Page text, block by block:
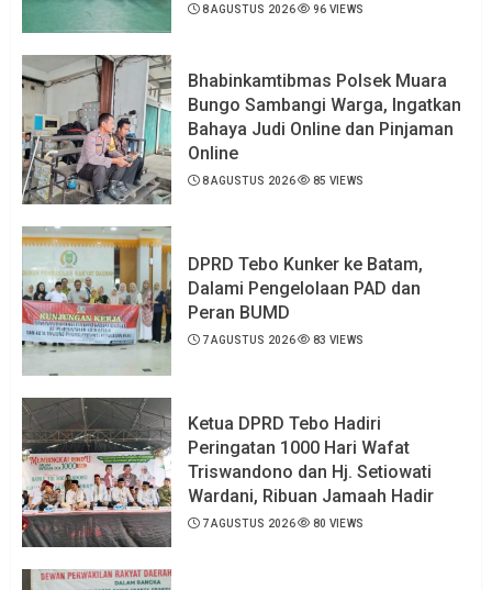
8 AGUSTUS 2026 96 VIEWS
Bhabinkamtibmas Polsek Muara
Bungo Sambangi Warga, Ingatkan
Bahaya Judi Online dan Pinjaman
Online
8 AGUSTUS 2026 85 VIEWS
DPRD Tebo Kunker ke Batam,
Dalami Pengelolaan PAD dan
Peran BUMD
7 AGUSTUS 2026 83 VIEWS
Ketua DPRD Tebo Hadiri
Peringatan 1000 Hari Wafat
Triswandono dan Hj. Setiowati
Wardani, Ribuan Jamaah Hadir
7 AGUSTUS 2026 80 VIEWS